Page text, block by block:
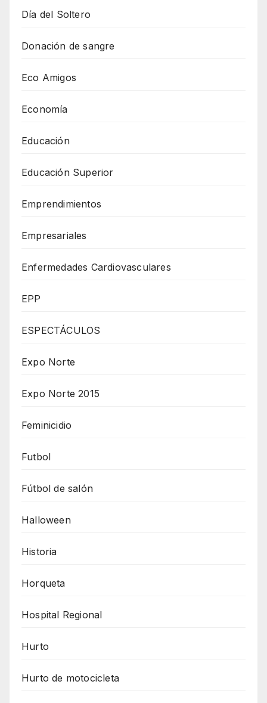
Día del Soltero
Donación de sangre
Eco Amigos
Economía
Educación
Educación Superior
Emprendimientos
Empresariales
Enfermedades Cardiovasculares
EPP
ESPECTÁCULOS
Expo Norte
Expo Norte 2015
Feminicidio
Futbol
Fútbol de salón
Halloween
Historia
Horqueta
Hospital Regional
Hurto
Hurto de motocicleta